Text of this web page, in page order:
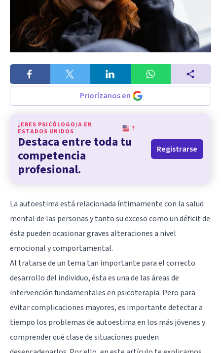
Priorízanos en
¿ERES PSICÓLOGO/A EN
ESTADOS UNIDOS
?
Destaca entre toda tu
competencia
profesional.
Registrarse
La autoestima está relacionada íntimamente con la salud
mental de las personas y tanto su exceso como un déficit de
ésta pueden ocasionar graves alteraciones a nivel
emocional y comportamental.
Al tratarse de un tema tan importante para el correcto
desarrollo del individuo, ésta es una de las áreas de
intervención fundamentales en psicoterapia. Pero para
evitar complicaciones mayores, es importante detectar a
tiempo los problemas de autoestima en los más jóvenes y
comprender qué clase de situaciones pueden